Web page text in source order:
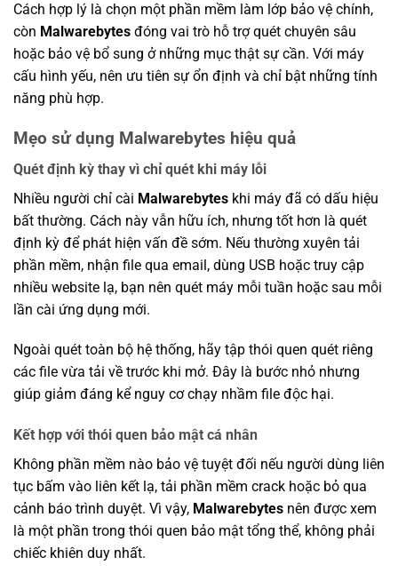
Cách hợp lý là chọn một phần mềm làm lớp bảo vệ chính,
còn Malwarebytes đóng vai trò hỗ trợ quét chuyên sâu
hoặc bảo vệ bổ sung ở những mục thật sự cần. Với máy
cấu hình yếu, nên ưu tiên sự ổn định và chỉ bật những tính
năng phù hợp.
Mẹo sử dụng Malwarebytes hiệu quả
Quét định kỳ thay vì chỉ quét khi máy lỗi
Nhiều người chỉ cài Malwarebytes khi máy đã có dấu hiệu
bất thường. Cách này vẫn hữu ích, nhưng tốt hơn là quét
định kỳ để phát hiện vấn đề sớm. Nếu thường xuyên tải
phần mềm, nhận file qua email, dùng USB hoặc truy cập
nhiều website lạ, bạn nên quét máy mỗi tuần hoặc sau mỗi
lần cài ứng dụng mới.
Ngoài quét toàn bộ hệ thống, hãy tập thói quen quét riêng
các file vừa tải về trước khi mở. Đây là bước nhỏ nhưng
giúp giảm đáng kể nguy cơ chạy nhầm file độc hại.
Kết hợp với thói quen bảo mật cá nhân
Không phần mềm nào bảo vệ tuyệt đối nếu người dùng liên
tục bấm vào liên kết lạ, tải phần mềm crack hoặc bỏ qua
cảnh báo trình duyệt. Vì vậy, Malwarebytes nên được xem
là một phần trong thói quen bảo mật tổng thể, không phải
chiếc khiên duy nhất.